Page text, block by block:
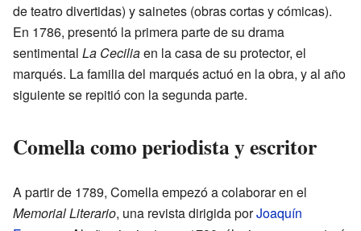
de teatro divertidas) y sainetes (obras cortas y cómicas).
En 1786, presentó la primera parte de su drama
sentimental La Ceciliaen la casa de su protector, el
marqués. La familia del marqués actuó en la obra, y al año
siguiente se repitió con la segunda parte.
Comella como periodista y escritor
A partir de 1789, Comella empezó a colaborar en el
Memorial Literario, una revista dirigida porJoaquín